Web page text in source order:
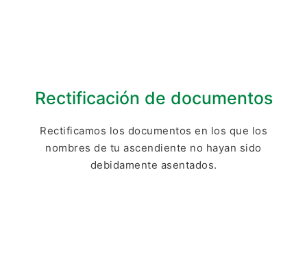
Rectificación de documentos
Rectificamos los documentos en los que los
nombres de tu ascendiente no hayan sido
debidamente asentados.